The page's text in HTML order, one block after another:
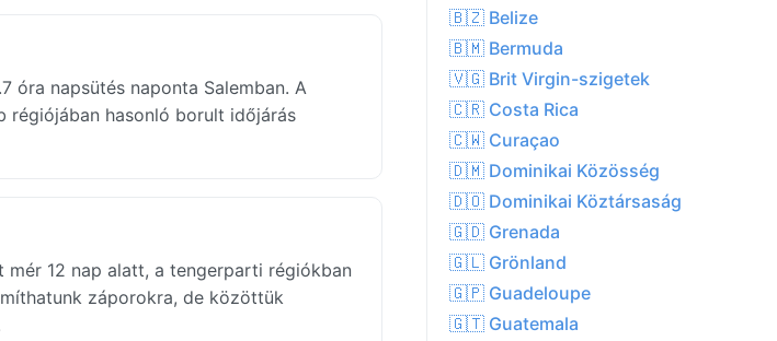
óra napsütés naponta Salemban. A
hasonló borult időjárás
12 nap alatt, a tengerparti régiókban
záporokra, de közöttük
🇧🇿 Belize
🇧🇲 Bermuda
🇻🇬 Brit Virgin-szigetek
🇨🇷 Costa Rica
🇨🇼 Curaçao
🇩🇲 Dominikai Közösség
🇩🇴 Dominikai Köztársaság
🇬🇩 Grenada
🇬🇱 Grönland
🇬🇵 Guadeloupe
🇬🇹 Guatemala